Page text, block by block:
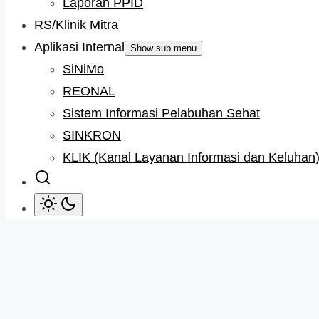
Laporan PPID
RS/Klinik Mitra
Aplikasi Internal
Show sub menu
SiNiMo
REONAL
Sistem Informasi Pelabuhan Sehat
SINKRON
KLIK (Kanal Layanan Informasi dan Keluhan)